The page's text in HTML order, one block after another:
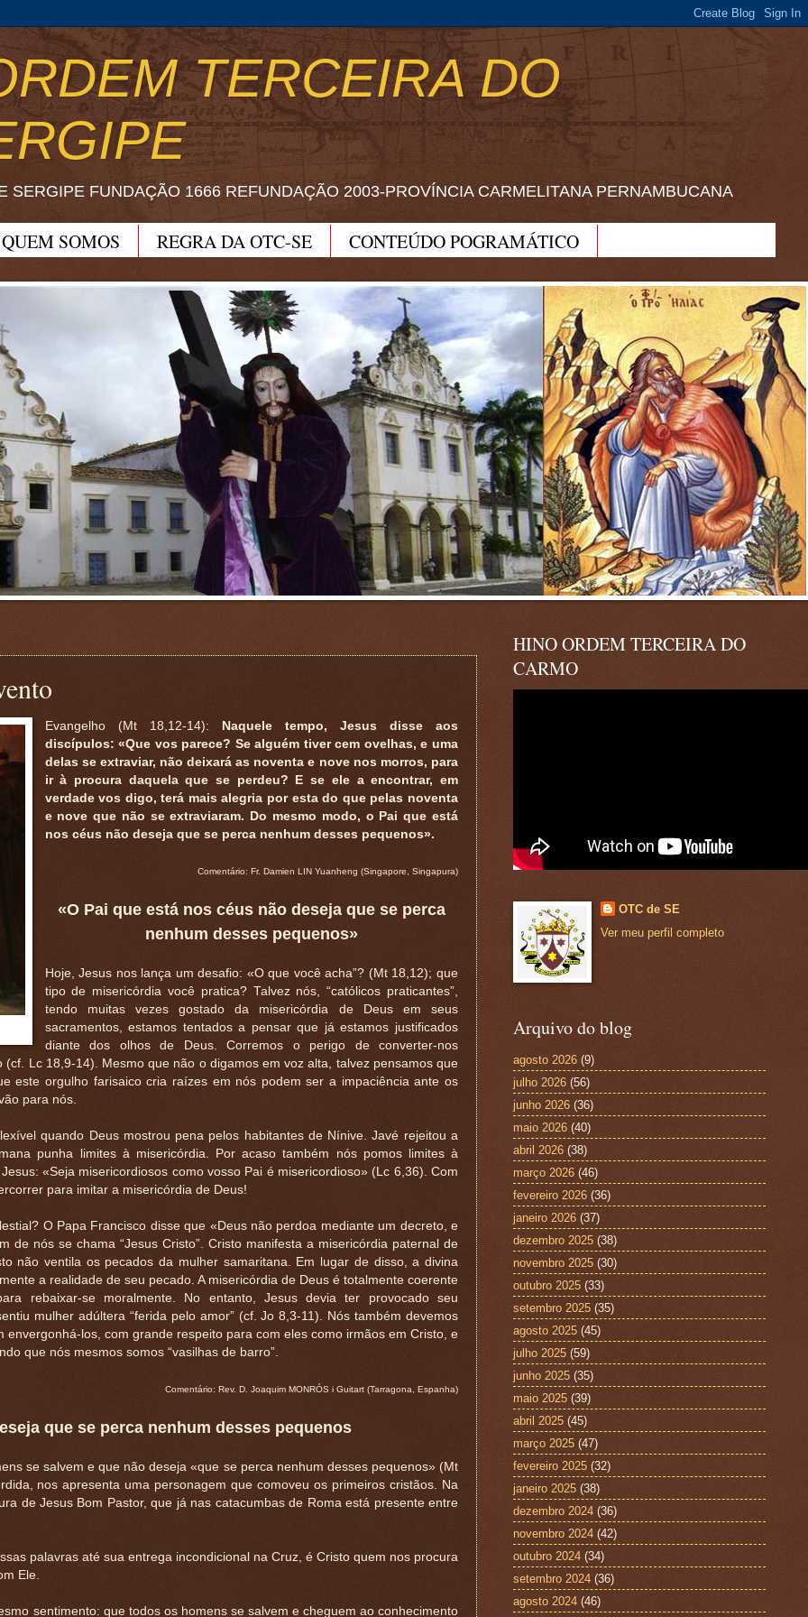
TERCEIRA DO
SERGIPE FUNDAÇÃO 1666 REFUNDAÇÃO 2003-PROVÍNCIA CARMELITANA PERNAMBUCANA
QUEM SOMOS REGRA DA OTC-SE CONTEÚDO POGRAMÁTICO
Evangelho (Mt 18,12-14):
Naquele tempo, Jesus disse aos
discípulos: «Que vos parece? Se alguém tiver cem ovelhas, e uma
delas se extraviar, não deixará as noventa e nove nos morros, para
ir à procura daquela que se perdeu? E se ele a encontrar, em
verdade vos digo, terá mais alegria por esta do que pelas noventa
e nove que não se extraviaram. Do mesmo modo, o Pai que está
nos céus não deseja que se perca nenhum desses pequenos».
Comentário: Fr. Damien LIN Yuanheng (Singapore, Singapura)
«O Pai que está nos céus não deseja que se perca
nenhum desses pequenos»
Hoje, Jesus nos lança um desafio: «O que você acha”? (Mt 18,12); que
tipo de misericórdia você pratica? Talvez nós, “católicos praticantes”,
tendo muitas vezes gostado da misericórdia de Deus em seus
sacramentos, estamos tentados a pensar que já estamos justificados
diante dos olhos de Deus. Corremos o perigo de converter-nos
Lc 18,9-14). Mesmo que não o digamos em voz alta, talvez pensamos que
este orgulho farisaico cria raízes em nós podem ser a impaciência ante os
para nós.
quando Deus mostrou pena pelos habitantes de Nínive. Javé rejeitou a
punha limites à misericórdia. Por acaso também nós pomos limites à
«Seja misericordiosos como vosso Pai é misericordioso» (Lc 6,36). Com
para imitar a misericórdia de Deus!
O Papa Francisco disse que «Deus não perdoa mediante um decreto, e
nós se chama “Jesus Cristo”. Cristo manifesta a misericórdia paternal de
não ventila os pecados da mulher samaritana. Em lugar de disso, a divina
a realidade de seu pecado. A misericórdia de Deus é totalmente coerente
rebaixar-se moralmente. No entanto, Jesus devia ter provocado seu
mulher adúltera “ferida pelo amor” (cf. Jo 8,3-11). Nós também devemos
los, com grande respeito para com eles como irmãos em Cristo, e
que nós mesmos somos “vasilhas de barro”.
Comentário: Rev. D. Joaquim MONRÓS i Guitart (Tarragona, Espanha)
que se perca nenhum desses pequenos
se salvem e que não deseja «que se perca nenhum desses pequenos» (Mt
nos apresenta uma personagem que comoveu os primeiros cristãos. Na
de Jesus Bom Pastor, que já nas catacumbas de Roma está presente entre
palavras até sua entrega incondicional na Cruz, é Cristo quem nos procura
Ele.
sentimento: que todos os homens se salvem e cheguem ao conhecimento
HINO ORDEM TERCEIRA DO
CARMO
OTC de SE
Ver meu perfil completo
Arquivo do blog
agosto 2026 (9)
julho 2026 (56)
junho 2026 (36)
maio 2026 (40)
abril 2026 (38)
março 2026 (46)
fevereiro 2026 (36)
janeiro 2026 (37)
dezembro 2025 (38)
novembro 2025 (30)
outubro 2025 (33)
setembro 2025 (35)
agosto 2025 (45)
julho 2025 (59)
junho 2025 (35)
maio 2025 (39)
abril 2025 (45)
março 2025 (47)
fevereiro 2025 (32)
janeiro 2025 (38)
dezembro 2024 (36)
novembro 2024 (42)
outubro 2024 (34)
setembro 2024 (36)
agosto 2024 (46)